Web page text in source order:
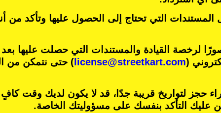
المستندات التي تحتاج إلى الحصول عليها وتأكد من
لرخصة القيادة والمستندات التي حصلت عليها
(
license@streetkart.com ) حتى نتمكن من
حجز لتواريخ قريبة جدًا، قد لا يكون لديك وقت
عليك التأكد بنفسك على مسؤوليتك الخاصة.